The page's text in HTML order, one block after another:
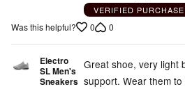
VERIFIED
Was this helpful? 0 0
Electro
SL Men's
Sneakers
Great shoe, very light
support. Wear them to